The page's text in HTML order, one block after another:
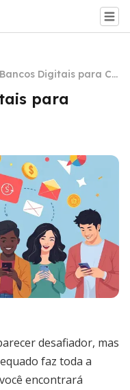
Digitais para Co
para
desafiador, mas
faz toda a
encontrará